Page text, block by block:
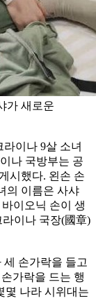
가 새로운
이나 9살 소녀
나 국방부는 공
시했다. 왼손 손
의 이름은 사샤
이오닉 손이 생
이나 국장(國章)
손가락을 들고
가락을 드는 행
몇 나라 시위대는